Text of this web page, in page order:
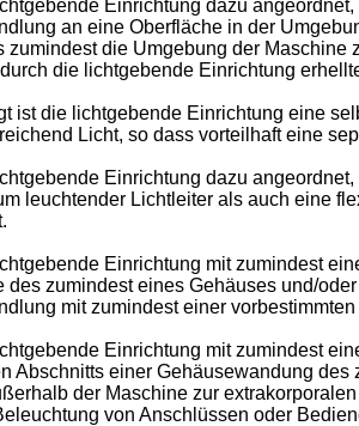
Einrichtung dazu
an eine Oberfläche in der
zumindest die Umgebung der
die lichtgebende Einrichtung
ist die lichtgebende Einrichtung eine
Licht, so dass vorteilhaft eine
Einrichtung dazu
leuchtender Lichtleiter als auch eine
Einrichtung mit zumindest
des zumindest eines Gehäuses und/
mit zumindest einer
Einrichtung mit zumindest
Abschnitts einer Gehäusewandung
der Maschine zur
von Anschlüssen oder